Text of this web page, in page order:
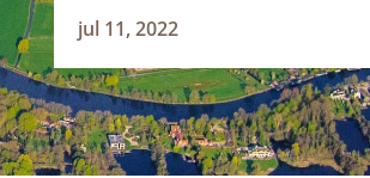
jul 11, 2022